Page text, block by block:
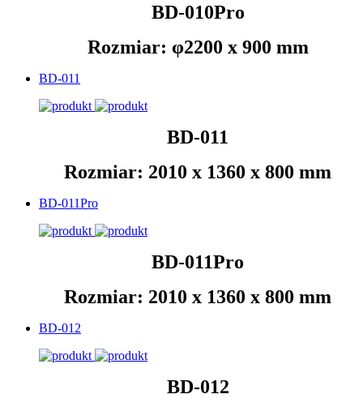
BD-010Pro
Rozmiar: φ2200 x 900 mm
BD-011
BD-011
Rozmiar: 2010 x 1360 x 800 mm
BD-011Pro
BD-011Pro
Rozmiar: 2010 x 1360 x 800 mm
BD-012
BD-012